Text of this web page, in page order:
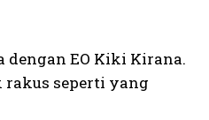
dengan EO Kiki Kirana.
rakus seperti yang